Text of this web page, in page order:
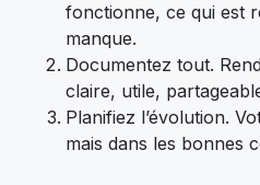
fonctionne, ce qui est
manque.
Documentez tout.
claire, utile,
Planifiez l’évolution.
mais dans les bonnes